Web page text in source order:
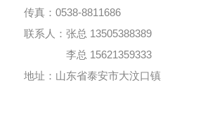
传真：0538-8811686
联系人：张总 13505388389
李总 15621359333
地址：山东省泰安市大汶口镇